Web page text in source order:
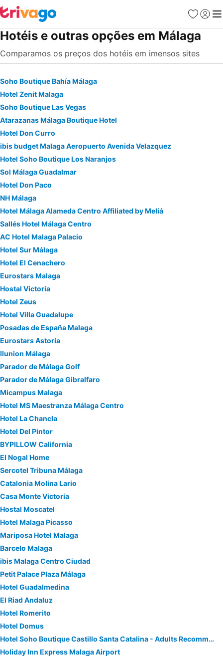
Favoritos
Iniciar
Hotéis e outras opções em Málaga
Comparamos os preços dos hotéis em imensos sites
Soho Boutique Bahía Málaga
Hotel Zenit Malaga
Soho Boutique Las Vegas
Atarazanas Málaga Boutique Hotel
Hotel Don Curro
ibis budget Malaga Aeropuerto Avenida Velazquez
Hotel Soho Boutique Los Naranjos
Sol Málaga Guadalmar
Hotel Don Paco
NH Málaga
Hotel Málaga Alameda Centro Affiliated by Meliá
Sallés Hotel Málaga Centro
AC Hotel Malaga Palacio
Hotel Sur Málaga
Hotel El Cenachero
Eurostars Malaga
Hostal Victoria
Hotel Zeus
Hotel Villa Guadalupe
Posadas de España Malaga
Eurostars Astoria
Ilunion Málaga
Parador de Málaga Golf
Parador de Málaga Gibralfaro
Micampus Malaga
Hotel MS Maestranza Málaga Centro
Hotel La Chancla
Hotel Del Pintor
BYPILLOW California
El Nogal Home
Sercotel Tribuna Málaga
Catalonia Molina Lario
Casa Monte Victoria
Hostal Moscatel
Hotel Malaga Picasso
Mariposa Hotel Malaga
Barcelo Malaga
ibis Malaga Centro Ciudad
Petit Palace Plaza Málaga
Hotel Guadalmedina
El Riad Andaluz
Hotel Romerito
Hotel Domus
Hotel Soho Boutique Castillo Santa Catalina - Adults Recommended
Holiday Inn Express Malaga Airport